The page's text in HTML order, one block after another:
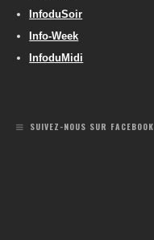
InfoduSoir
Info-Week
InfoduMidi
SUIVEZ-NOUS SUR FACEBOOK